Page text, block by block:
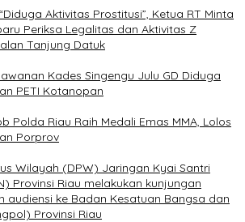
Aktivitas Prostitusi”, Ketua RT Minta
Periksa Legalitas dan Aktivitas Z
Tanjung Datuk
Kades Singengu Julu GD Diduga
PETI Kotanopan
Polda Riau Raih Medali Emas MMA, Lolos
Porprov
Wilayah (DPW) Jaringan Kyai Santri
Provinsi Riau melakukan kunjungan
audiensi ke Badan Kesatuan Bangsa dan
Provinsi Riau